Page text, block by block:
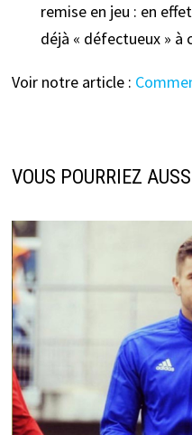
remise en jeu : en
déjà « défectueux » à
Voir notre article :
VOUS POURRIEZ